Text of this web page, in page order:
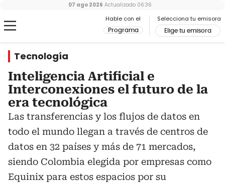
Hable con el
Programa
Selecciona tu emisora
Elige tu emisora
07 ago 2026 Actualizado 06:36
Tecnología
Inteligencia Artificial e
Interconexiones el futuro de la
era tecnológica
Las transferencias y los flujos de datos en
todo el mundo llegan a través de centros de
datos en 32 países y más de 71 mercados,
siendo Colombia elegida por empresas como
Equinix para estos espacios por su